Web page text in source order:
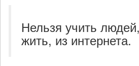
Нельзя учить
жить, из интернета.